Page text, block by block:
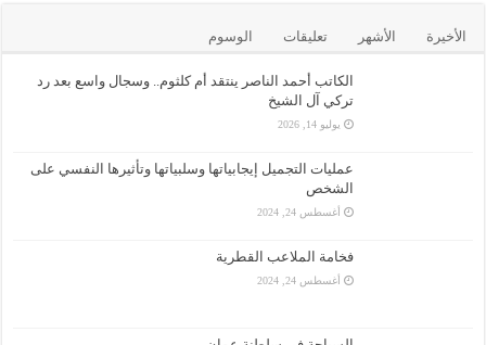
الأخيرة الأشهر تعليقات الوسوم
الكاتب أحمد الناصر ينتقد أم كلثوم.. وسجال واسع بعد رد
تركي آل الشيخ
يوليو 14, 2026
عمليات التجميل إيجابياتها وسلبياتها وتأثيرها النفسي على
الشخص
أغسطس 24, 2024
فخامة الملاعب القطرية
أغسطس 24, 2024